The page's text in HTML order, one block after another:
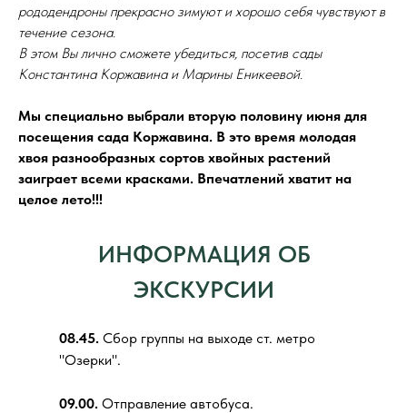
рододендроны прекрасно зимуют и хорошо себя чувствуют в
течение сезона.
В этом Вы лично сможете убедиться, посетив сады
Константина Коржавина и Марины Еникеевой.
Мы специально выбрали вторую половину июня для
посещения сада Коржавина. В это время молодая
хвоя разнообразных сортов хвойных растений
заиграет всеми красками. Впечатлений хватит на
целое лето!!!
08.45. Сбор группы на выходе ст. метро
"Озерки".
09.00. Отправление автобуса.
ИНФОРМАЦИЯ ОБ
ЭКСКУРСИИ